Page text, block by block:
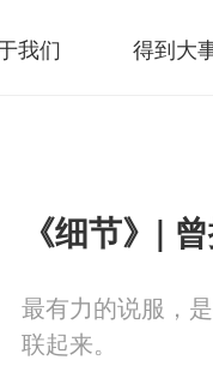
我们 得到大
《细节》|
最有力的说服，
联起来。